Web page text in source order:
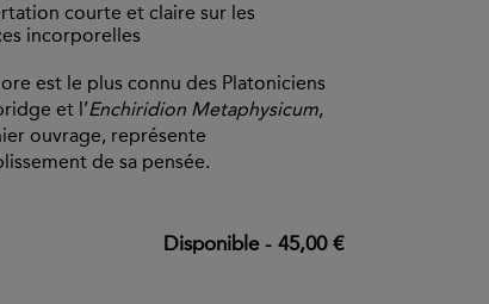
courte et claire sur les
incorporelles
est le plus connu des Platoniciens
et l’Enchiridion Metaphysicum,
ouvrage, représente
de sa pensée.
Disponible- 45,00 €